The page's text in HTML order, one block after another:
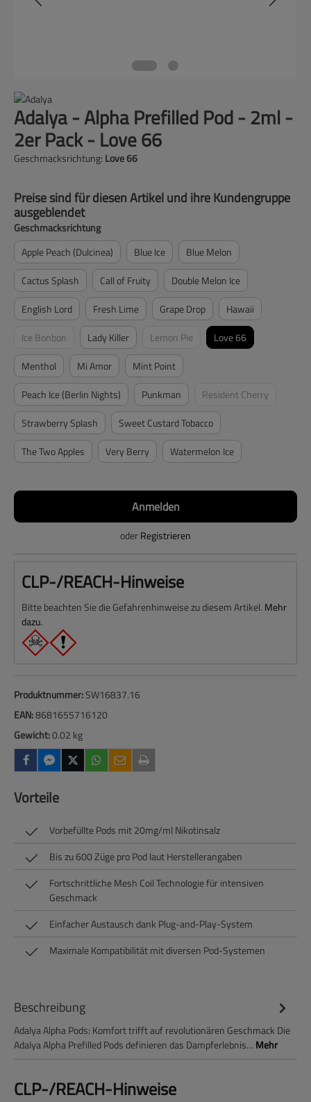
Adalya - Alpha Prefilled Pod - 2ml -
2er Pack - Love 66
Geschmacksrichtung: Love 66
Preise sind für diesen Artikel und ihre Kundengruppe
ausgeblendet
Geschmacksrichtungauswählen
Apple Peach (Dulcinea)
Blue Ice
Blue Melon
Cactus Splash
Call of Fruity
Double Melon Ice
English Lord
Fresh Lime Grape Drop
Hawaii
Ice Bonbon(Diese Option ist zurzeit nicht verfügbar.)
Lady Killer Lemon Pie(Diese Option ist zurzeit nicht verfügbar.)
Love 66
Menthol
Mi Amor
Mint Point
Peach Ice (Berlin Nights)
Punkman Resident Cherry
(Diese Option ist
Strawberry Splash
Sweet Custard Tobacco
The Two Apples
Very Berry Watermelon Ice
Anmelden
oderRegistrieren
CLP-/REACH-Hinweise
Bitte beachten Sie die Gefahrenhinweise zu diesem Artikel. Mehr
dazu.
Produktnummer:SW16837.16
EAN:8681655716120
Gewicht:0.02 kg
Vorteile
Vorbefüllte Pods mit 20mg/ml Nikotinsalz
Bis zu 600 Züge pro Pod laut Herstellerangaben
Fortschrittliche Mesh Coil Technologie für intensiven
Geschmack
Einfacher Austausch dank Plug-and-Play-System
Maximale Kompatibilität mit diversen Pod-Systemen
Beschreibung
Adalya Alpha Pods: Komfort trifft auf revolutionären Geschmack Die
Adalya Alpha Prefilled Pods definieren das Dampferlebnis… Mehr
CLP-/REACH-Hinweise